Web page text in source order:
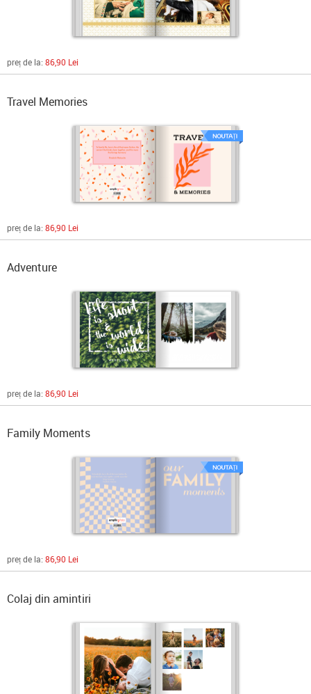
preț de la: 86,90 Lei
Travel Memories
preț de la: 86,90 Lei
Adventure
preț de la: 86,90 Lei
Family Moments
preț de la: 86,90 Lei
Colaj din amintiri